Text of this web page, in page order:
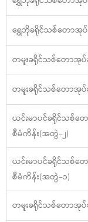
ရွှေဘိုခရိုင်သစ်တောအု
တမူးခရိုင်သစ်တောအု
တမူးခရိုင်သစ်တောအု
ယင်းမာပင်ခရိုင်သစ်တ
စီမံကိန်း(အတွဲ−၂)
ယင်းမာပင်ခရိုင်သစ်တ
စီမံကိန်း(အတွဲ−၁)
တမူးခရိုင်သစ်တောအု